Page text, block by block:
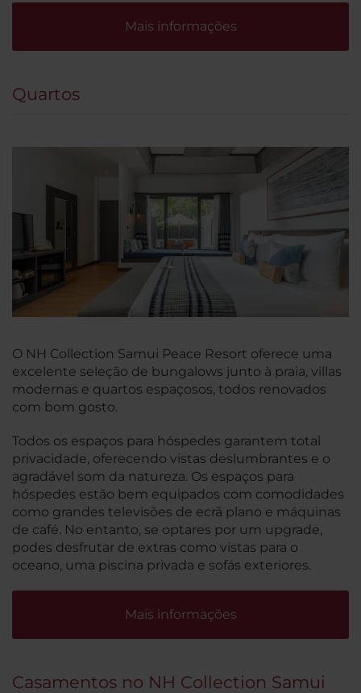
Mais informações
Quartos
O NH Collection Samui Peace Resort oferece uma
excelente seleção de bungalows junto à praia, villas
modernas e quartos espaçosos, todos renovados
com bom gosto.
Todos os espaços para hóspedes garantem total
privacidade, oferecendo vistas deslumbrantes e o
agradável som da natureza. Os espaços para
hóspedes estão bem equipados com comodidades
como grandes televisões de ecrã plano e máquinas
de café. No entanto, se optares por um upgrade,
podes desfrutar de extras como vistas para o
oceano, uma piscina privada e sofás exteriores.
Mais informações
Casamentos no NH Collection Samui